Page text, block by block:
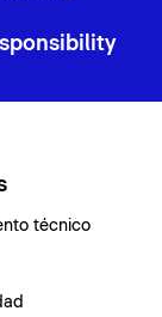
técnico